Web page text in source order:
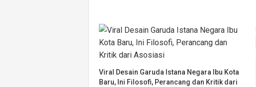
Viral Desain Garuda Istana Negara Ibu Kota
Baru, Ini Filosofi, Perancang dan Kritik dari